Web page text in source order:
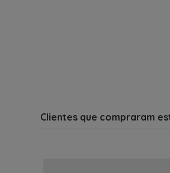
Clientes que compraram